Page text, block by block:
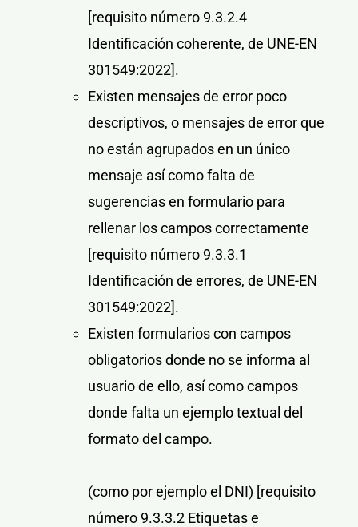
[requisito número 9.3.2.4
Identificación coherente, de UNE-EN
301549:2022].
Existen mensajes de error poco
descriptivos, o mensajes de error que
no están agrupados en un único
mensaje así como falta de
sugerencias en formulario para
rellenar los campos correctamente
[requisito número 9.3.3.1
Identificación de errores, de UNE-EN
301549:2022].
Existen formularios con campos
obligatorios donde no se informa al
usuario de ello, así como campos
donde falta un ejemplo textual del
formato del campo.
(como por ejemplo el DNI) [requisito
número 9.3.3.2 Etiquetas e